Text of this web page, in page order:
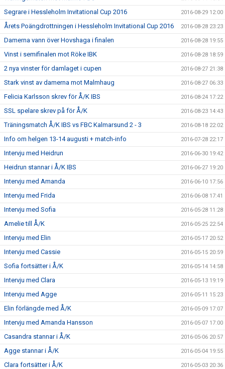
Segrare i Hessleholm Invitational Cup 2016 2016-08-29 12:00
Årets Poängdrottningen i Hessleholm Invitational Cup 2016 2016-08-28 23:23
Damerna vann över Hovshaga i finalen 2016-08-28 19:55
Vinst i semifinalen mot Röke IBK 2016-08-28 18:59
2 nya vinster för damlaget i cupen 2016-08-27 21:38
Stark vinst av damerna mot Malmhaug 2016-08-27 06:33
Felicia Karlsson skrev för Å/K IBS 2016-08-24 17:22
SSL spelare skrev på för Å/K 2016-08-23 14:43
Träningsmatch Å/K IBS vs FBC Kalmarsund 2 - 3 2016-08-18 22:02
Info om helgen 13-14 augusti + match-info 2016-07-28 22:17
Intervju med Heidrun 2016-06-30 19:42
Heidrun stannar i Å/K IBS 2016-06-27 19:20
Intervju med Amanda 2016-06-10 17:56
Intervju med Frida 2016-06-08 17:41
Intervju med Sofia 2016-05-28 11:28
Amelie till Å/K 2016-05-25 22:54
Intervju med Elin 2016-05-17 20:52
Intervju med Cassie 2016-05-15 20:59
Sofia fortsätter i Å/K 2016-05-14 14:58
Intervju med Clara 2016-05-13 19:19
Intervju med Agge 2016-05-11 15:23
Elin förlängde med Å/K 2016-05-09 17:07
Intervju med Amanda Hansson 2016-05-07 17:00
Casandra stannar i Å/K 2016-05-06 20:57
Agge stannar i Å/K 2016-05-04 19:55
Clara fortsätter i Å/K 2016-05-03 20:36